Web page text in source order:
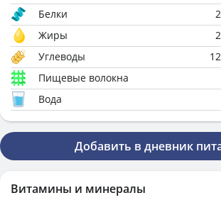
Белки
Жиры
Углеводы
Пищевые волокна
Вода
Добавить в дневник
Витамины и минералы